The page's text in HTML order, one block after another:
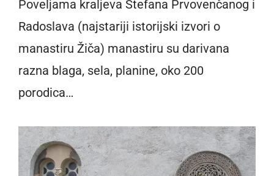
Poveljama kraljeva Stefana Prvovenčanog i
Radoslava (najstariji istorijski izvori o
manastiru Žiča) manastiru su darivana
razna blaga, sela, planine, oko 200
porodica…